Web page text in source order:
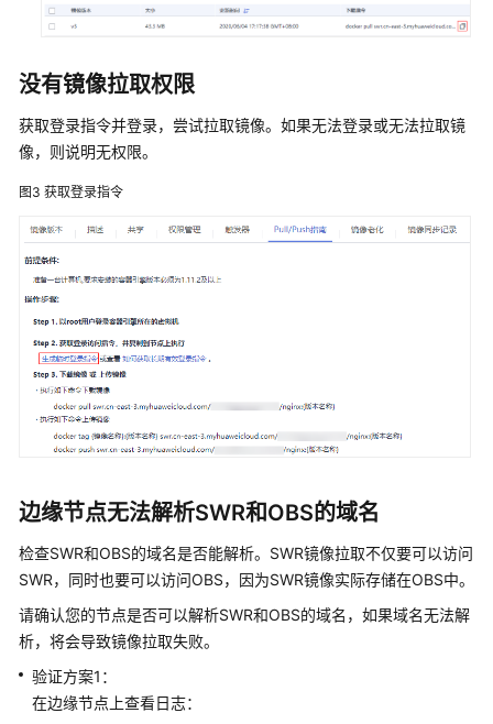
边
缘
用
边
云
消
络
理
基
本
概
念
其
他
视
帮
助
文
没有镜像拉取权限
获取登录指令并登录，尝试拉取镜像。如果无法登录或无法拉取镜
像，则说明无权限。
图3 获取登录指令
边缘节点无法解析SWR和OBS的域名
检查SWR和OBS的域名是否能解析。SWR镜像拉取不仅要可以访问
SWR，同时也要可以访问OBS，因为SWR镜像实际存储在OBS中。
请确认您的节点是否可以解析SWR和OBS的域名，如果域名无法解
析，将会导致镜像拉取失败。
验证方案1：
在边缘节点上查看日志：